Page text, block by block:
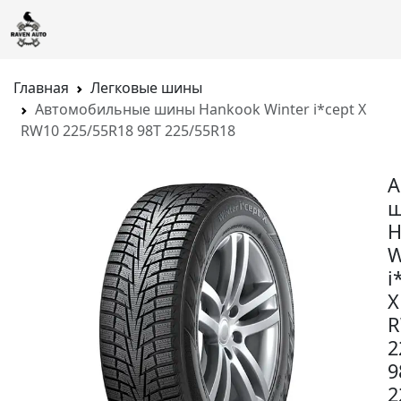
Главная
Легковые шины
Автомобильные шины Hankook Winter i*cept X
RW10 225/55R18 98T 225/55R18
X